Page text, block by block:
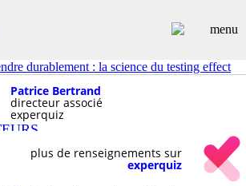
durablement : la science du testing effect
Patrice Bertrand
directeur associé
experquiz
plus de renseignements sur
experquiz